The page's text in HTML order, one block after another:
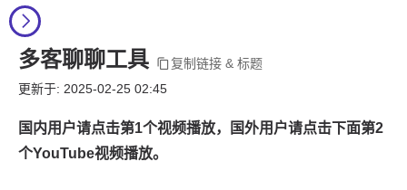
多客聊聊工具
复制链接 & 标题
更新于: 2025-02-25 02:45